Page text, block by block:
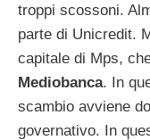
troppi scossoni.
parte di Unicredit.
capitale di Mps,
Mediobanca. In
scambio avviene
governativo. In